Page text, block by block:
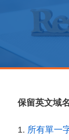
保留英文域
所有單一